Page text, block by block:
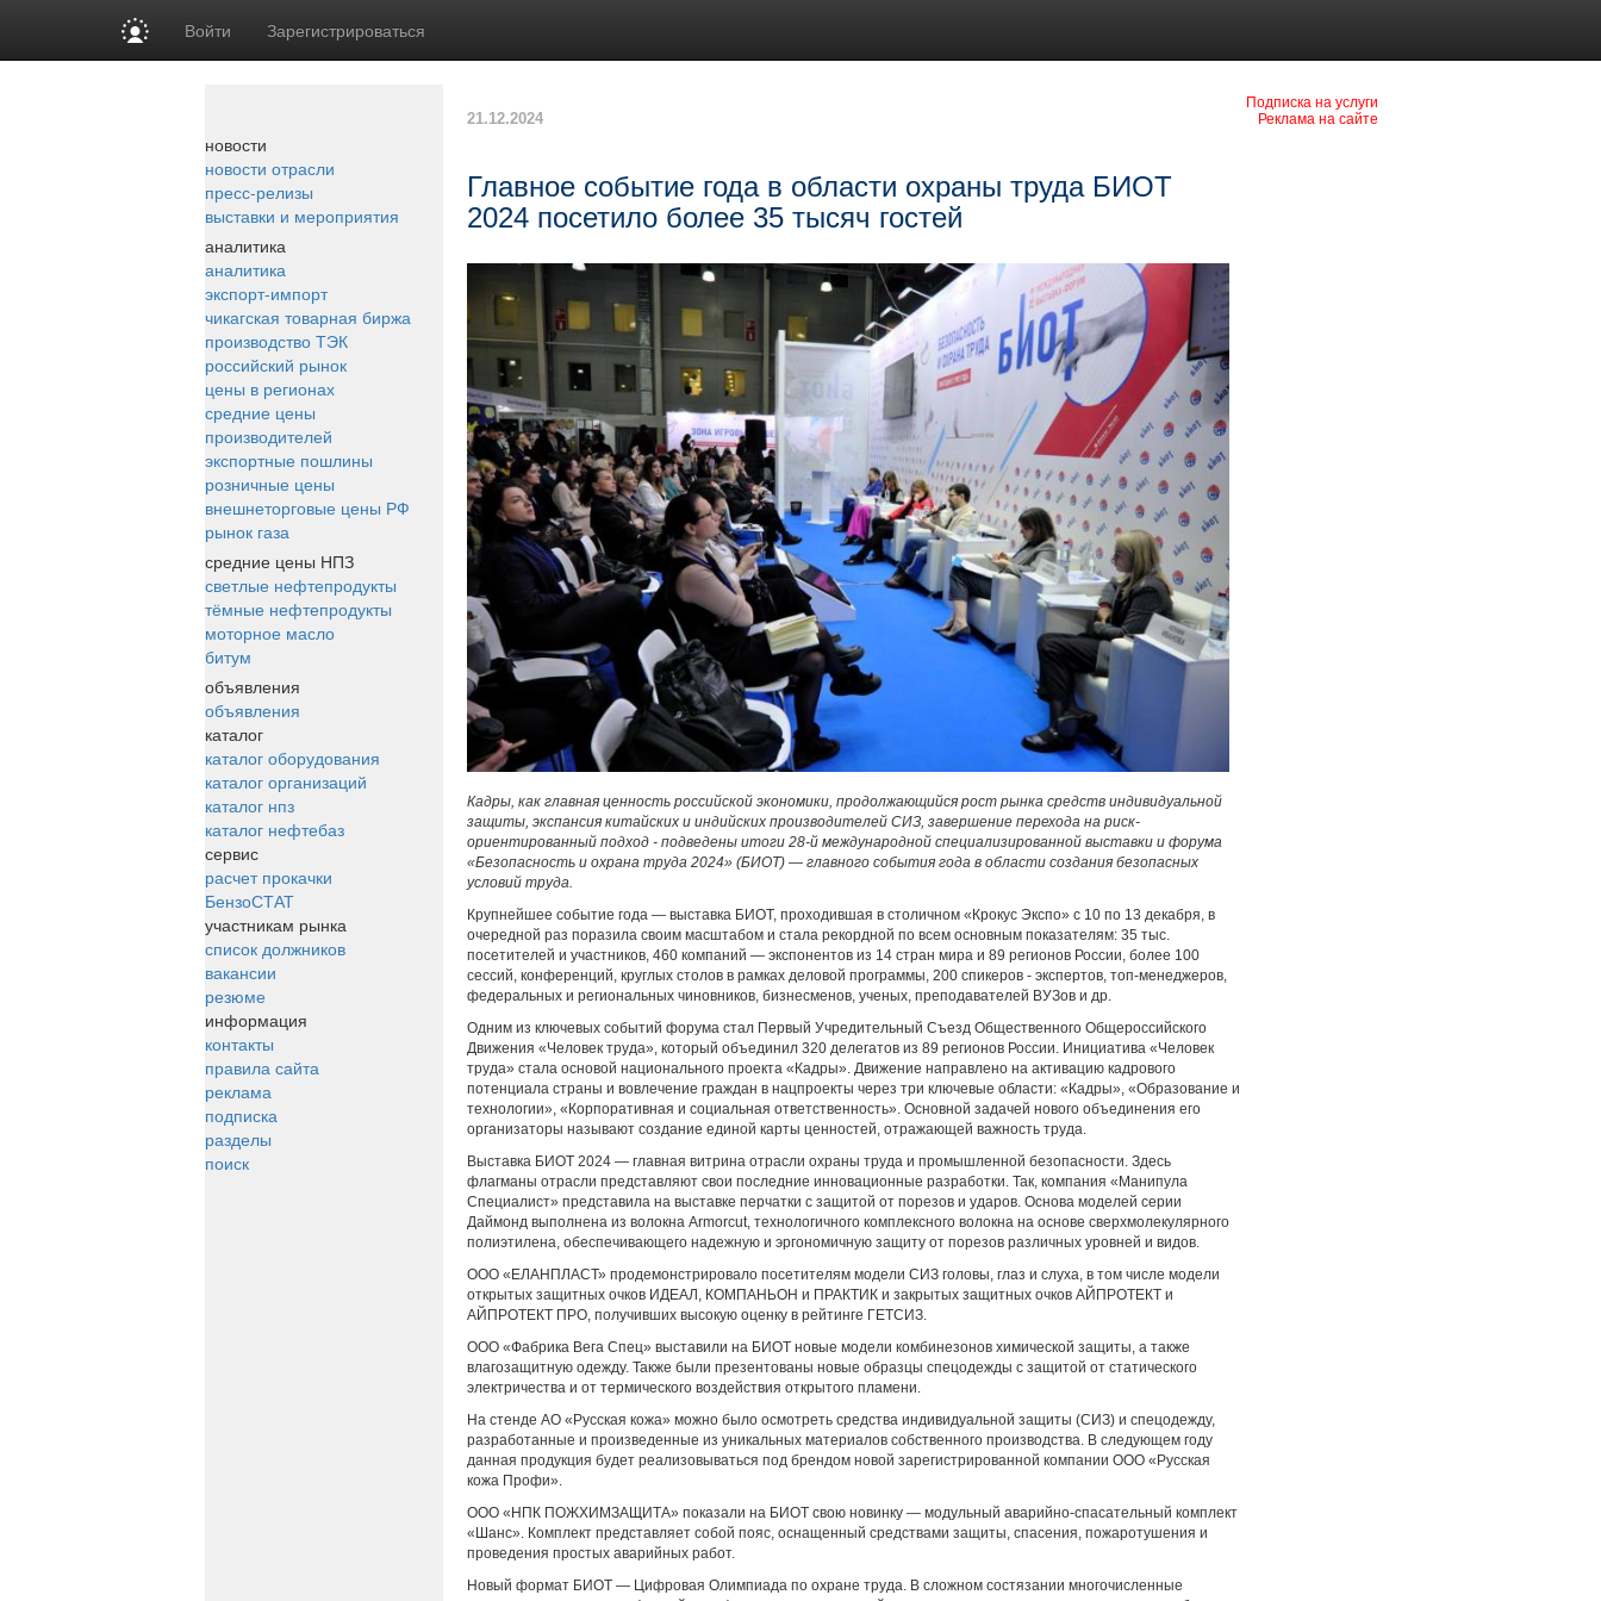
Войти Зарегистрироваться
новости
новости отрасли
пресс-релизы
выставки и мероприятия
аналитика
аналитика
экспорт-импорт
чикагская товарная биржа
производство ТЭК
российский рынок
цены в регионах
средние цены
производителей
экспортные пошлины
розничные цены
внешнеторговые цены РФ
рынок газа
средние цены НПЗ
светлые нефтепродукты
тёмные нефтепродукты
моторное масло
битум
объявления
объявления
каталог
каталог оборудования
каталог организаций
каталог нпз
каталог нефтебаз
сервис
расчет прокачки
БензоСТАТ
участникам рынка
список должников
вакансии
резюме
информация
контакты
правила сайта
реклама
подписка
разделы
поиск
Подписка на услуги
Реклама на сайте
21.12.2024
Главное событие года в области охраны труда БИОТ
2024 посетило более 35 тысяч гостей
Кадры, как главная ценность российской экономики, продолжающийся рост рынка средств индивидуальной
защиты, экспансия китайских и индийских производителей СИЗ, завершение перехода на риск-
ориентированный подход - подведены итоги 28-й международной специализированной выставки и форума
«Безопасность и охрана труда 2024» (БИОТ) — главного события года в области создания безопасных
условий труда.
Крупнейшее событие года — выставка БИОТ, проходившая в столичном «Крокус Экспо» с 10 по 13 декабря, в
очередной раз поразила своим масштабом и стала рекордной по всем основным показателям: 35 тыс.
посетителей и участников, 460 компаний — экспонентов из 14 стран мира и 89 регионов России, более 100
сессий, конференций, круглых столов в рамках деловой программы, 200 спикеров - экспертов, топ-менеджеров,
федеральных и региональных чиновников, бизнесменов, ученых, преподавателей ВУЗов и др.
Одним из ключевых событий форума стал Первый Учредительный Съезд Общественного Общероссийского
Движения «Человек труда», который объединил 320 делегатов из 89 регионов России. Инициатива «Человек
труда» стала основой национального проекта «Кадры». Движение направлено на активацию кадрового
потенциала страны и вовлечение граждан в нацпроекты через три ключевые области: «Кадры», «Образование и
технологии», «Корпоративная и социальная ответственность». Основной задачей нового объединения его
организаторы называют создание единой карты ценностей, отражающей важность труда.
Выставка БИОТ 2024 — главная витрина отрасли охраны труда и промышленной безопасности. Здесь
флагманы отрасли представляют свои последние инновационные разработки. Так, компания «Манипула
Специалист» представила на выставке перчатки с защитой от порезов и ударов. Основа моделей серии
Даймонд выполнена из волокна Armorcut, технологичного комплексного волокна на основе сверхмолекулярного
полиэтилена, обеспечивающего надежную и эргономичную защиту от порезов различных уровней и видов.
ООО «ЕЛАНПЛАСТ» продемонстрировало посетителям модели СИЗ головы, глаз и слуха, в том числе модели
открытых защитных очков ИДЕАЛ, КОМПАНЬОН и ПРАКТИК и закрытых защитных очков АЙПРОТЕКТ и
АЙПРОТЕКТ ПРО, получивших высокую оценку в рейтинге ГЕТСИЗ.
ООО «Фабрика Вега Спец» выставили на БИОТ новые модели комбинезонов химической защиты, а также
влагозащитную одежду. Также были презентованы новые образцы спецодежды с защитой от статического
электричества и от термического воздействия открытого пламени.
На стенде АО «Русская кожа» можно было осмотреть средства индивидуальной защиты (СИЗ) и спецодежду,
разработанные и произведенные из уникальных материалов собственного производства. В следующем году
данная продукция будет реализовываться под брендом новой зарегистрированной компании ООО «Русская
кожа Профи».
ООО «НПК ПОЖХИМЗАЩИТА» показали на БИОТ свою новинку — модульный аварийно-спасательный комплект
«Шанс». Комплект представляет собой пояс, оснащенный средствами защиты, спасения, пожаротушения и
проведения простых аварийных работ.
Новый формат БИОТ — Цифровая Олимпиада по охране труда. В сложном состязании многочисленные